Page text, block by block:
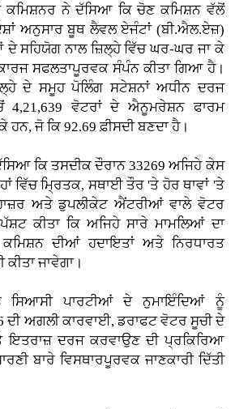
ਕਮਿਸ਼ਨਰ ਨੇ ਦੱਸਿਆ ਕਿ ਚੋਣ ਕਮਿਸ਼ਨ ਵੱਲੋਂ
ਅਨੁਸਾਰ ਬੂਥ ਲੈਵਲ ਏਜੰਟਾਂ (ਬੀ.ਐਲ.ਏਜ਼)
ਸਹਿਯੋਗ ਨਾਲ ਜ਼ਿਲ੍ਹੇ ਵਿੱਚ ਘਰ-ਘਰ ਜਾ ਕੇ
ਸਫਲਤਾਪੂਰਵਕ ਸੰਪੰਨ ਕੀਤਾ ਗਿਆ ਹੈ।
ਦੇ ਸਮੂਹ ਪੋਲਿੰਗ ਸਟੇਸ਼ਨਾਂ ਅਧੀਨ ਦਰਜ
4,21,639 ਵੋਟਰਾਂ ਦੇ ਐਨੂਮਰੇਸ਼ਨ ਫਾਰਮ
ਹਨ, ਜੋ ਕਿ 92.69 ਫ਼ੀਸਦੀ ਬਣਦਾ ਹੈ।
ਕਿ ਤਸਦੀਕ ਦੌਰਾਨ 33269 ਅਜਿਹੇ ਕੇਸ
ਵਿੱਚ ਮ੍ਰਿਤਕ, ਸਥਾਈ ਤੌਰ 'ਤੇ ਹੋਰ ਥਾਵਾਂ 'ਤੇ
ਅਤੇ ਡੁਪਲੀਕੇਟ ਐਂਟਰੀਆਂ ਵਾਲੇ ਵੋਟਰ
ਕੀਤਾ ਕਿ ਅਜਿਹੇ ਸਾਰੇ ਮਾਮਲਿਆਂ ਦਾ
ਕਮਿਸ਼ਨ ਦੀਆਂ ਹਦਾਇਤਾਂ ਅਤੇ ਨਿਰਧਾਰਤ
ਜਾਵੇਗਾ।
ਪਾਰਟੀਆਂ ਦੇ ਨੁਮਾਇੰਦਿਆਂ ਨੂੰ
ਅਗਲੀ ਕਾਰਵਾਈ, ਡਰਾਫਟ ਵੋਟਰ ਸੂਚੀ ਦੇ
ਇਤਰਾਜ਼ ਦਰਜ ਕਰਵਾਉਣ ਦੀ ਪ੍ਰਕਿਰਿਆ
ਬਾਰੇ ਵਿਸਥਾਰਪੂਰਵਕ ਜਾਣਕਾਰੀ ਦਿੱਤੀ